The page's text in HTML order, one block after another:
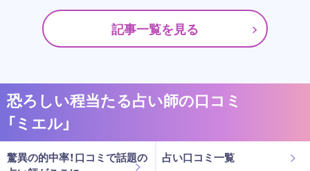
記事一覧を見る
恐ろしい程当たる占い師の口コミ
「ミエル」
驚異の的中率！口コミで話題の
占い口コミ一覧